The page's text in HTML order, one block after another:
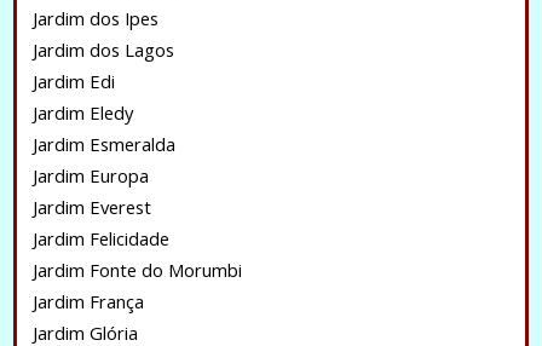
Jardim dos Ipes
Jardim dos Lagos
Jardim Edi
Jardim Eledy
Jardim Esmeralda
Jardim Europa
Jardim Everest
Jardim Felicidade
Jardim Fonte do Morumbi
Jardim França
Jardim Glória